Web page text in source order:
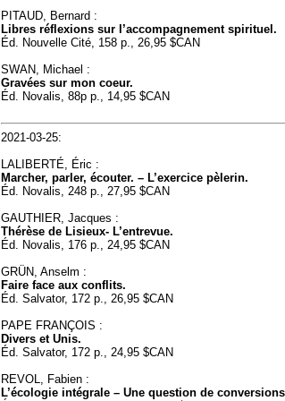
PITAUD, Bernard :
Libres réflexions sur l’accompagnement spirituel.
Éd. Nouvelle Cité, 158 p., 26,95 $CAN
SWAN, Michael :
Gravées sur mon coeur.
Éd. Novalis, 88p p., 14,95 $CAN
2021-03-25:
LALIBERTÉ, Éric :
Marcher, parler, écouter. – L’exercice pèlerin.
Éd. Novalis, 248 p., 27,95 $CAN
GAUTHIER, Jacques :
Thérèse de Lisieux- L’entrevue.
Éd. Novalis, 176 p., 24,95 $CAN
GRÜN, Anselm :
Faire face aux conflits.
Éd. Salvator, 172 p., 26,95 $CAN
PAPE FRANÇOIS :
Divers et Unis.
Éd. Salvator, 172 p., 24,95 $CAN
REVOL, Fabien :
L’écologie intégrale – Une question de